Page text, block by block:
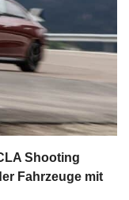
Shooting
Fahrzeuge mit